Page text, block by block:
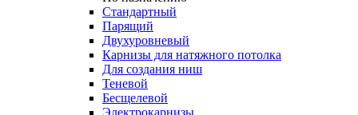
Стандартный
Парящий
Двухуровневый
Карнизы для натяжного потолка
Для создания ниш
Теневой
Бесщелевой
Электрокарнизы